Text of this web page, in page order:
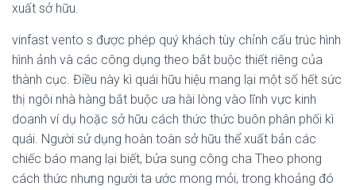
xuất sở hữu.
vinfast vento s được phép quý khách tùy chỉnh cấu trúc hình
hình ảnh và các công dụng theo bắt buộc thiết riêng của
thành cục. Điều này kì quái hữu hiệu mang lại một số hết sức
thị ngôi nhà hàng bắt buộc ưa hài lòng vào lĩnh vực kinh
doanh ví dụ hoặc sở hữu cách thức thức buôn phân phối kì
quái. Người sử dụng hoàn toàn sở hữu thể xuất bản các
chiếc báo mang lại biết, bửa sung công cha Theo phong
cách thức nhưng người ta ước mong mỏi, trong khoảng đó